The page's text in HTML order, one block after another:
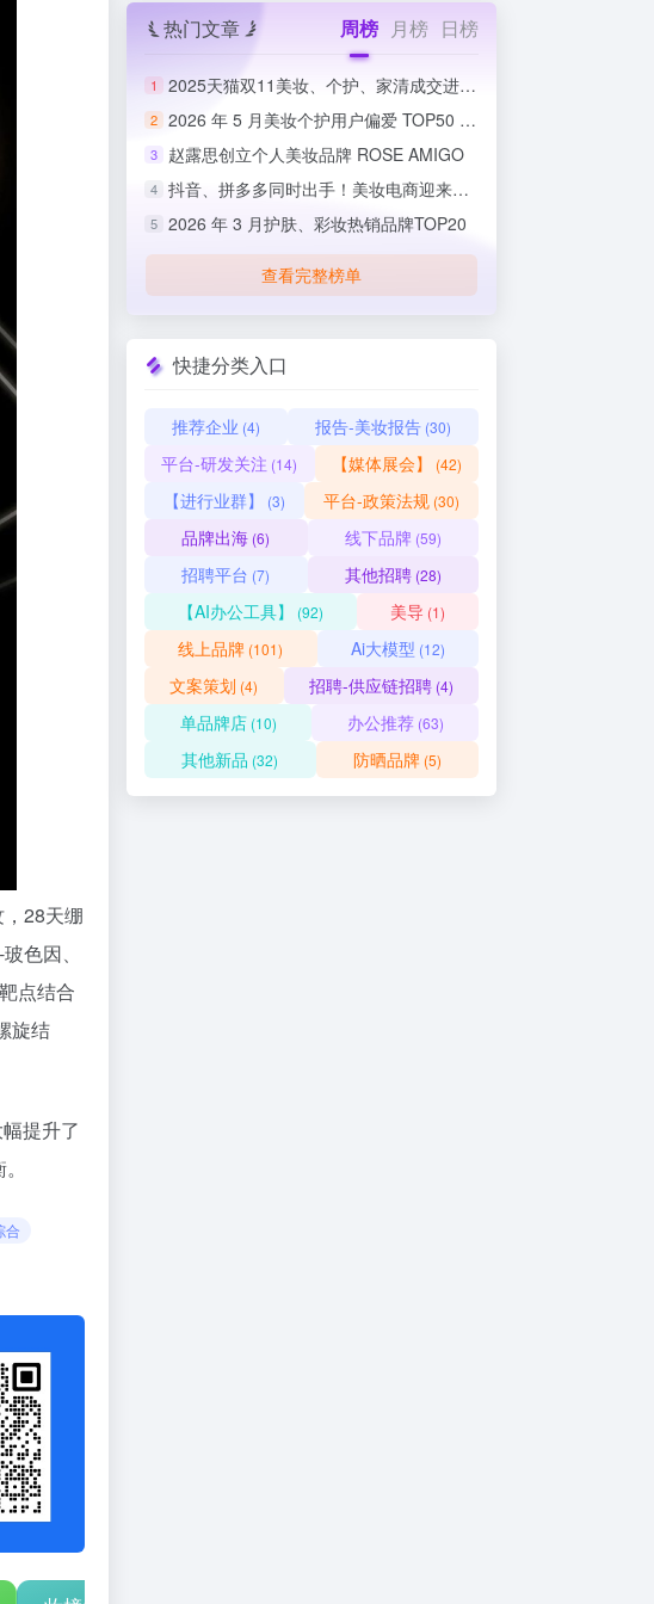
28天绷
色因、
点结合
旋结
提升了
合
热门文章 周榜 月榜 日榜
1 2025天猫双11美妆、个护、家清成交进度排行榜
2 2026 年 5 月美妆个护用户偏爱 TOP50 榜单出炉
3 赵露思创立个人美妆品牌 ROSE AMIGO
4 抖音、拼多多同时出手！美妆电商迎来史上最严整治
5 2026 年 3 月护肤、彩妆热销品牌TOP20
查看完整榜单
快捷分类入口
推荐企业 (4) 报告-美妆报告 (30)
平台-研发关注 (14) 【媒体展会】 (42)
【进行业群】 (3) 平台-政策法规 (30)
品牌出海 (6) 线下品牌 (59)
招聘平台 (7) 其他招聘(28)
【AI办公工具】 (92) 美导 (1)
线上品牌 (101) Ai大模型 (12)
文案策划 (4) 招聘-供应链招聘(4)
单品牌店(10) 办公推荐(63)
其他新品 (32) 防晒品牌(5)